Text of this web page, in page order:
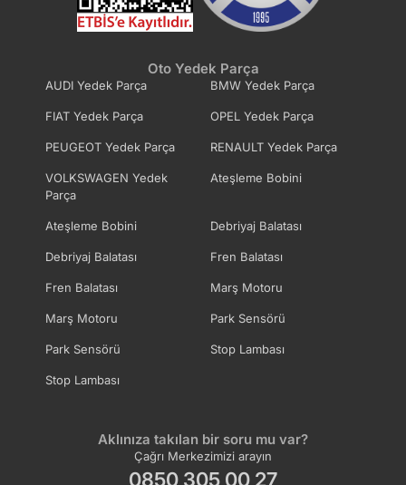
Oto Yedek Parça
AUDI Yedek Parça BMW Yedek Parça
FIAT Yedek Parça OPEL Yedek Parça
PEUGEOT Yedek Parça RENAULT Yedek Parça
VOLKSWAGEN Yedek
Parça
Ateşleme Bobini
Ateşleme Bobini Debriyaj Balatası
Debriyaj Balatası Fren Balatası
Fren Balatası Marş Motoru
Marş Motoru Park Sensörü
Park Sensörü Stop Lambası
Stop Lambası
Aklınıza takılan bir soru mu var?
Çağrı Merkezimizi arayın
0850 305 00 27